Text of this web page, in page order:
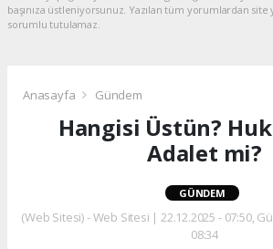
başınıza üstleniyorsunuz. Yazılan tüm yorumlardan
sorumlu tutulamaz.
Anasayfa Gündem
Hangisi Üstün?
Adalet mi?
GÜNDEM
(Web Sitesi) - Web Sitesi | 22.12.2025 - 07:50,
08:34